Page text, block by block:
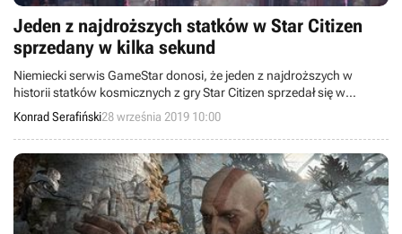
Jeden z najdroższych statków w Star Citizen
sprzedany w kilka sekund
Niemiecki serwis GameStar donosi, że jeden z najdroższych w
historii statków kosmicznych z gry Star Citizen sprzedał się w
zaledwie kilka sekund od pojawienia się w sklepie. Maszyna
kosztowała około 4500 złotych.
Konrad Serafiński28 września 2019 10:00